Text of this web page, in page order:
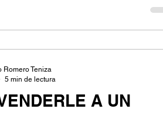
A UN
Romero Teniza
5 min de lectura